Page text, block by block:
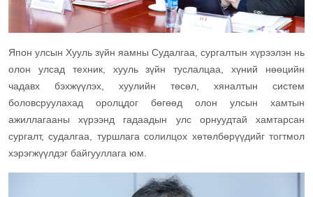
Япон улсын Хууль зүйн яамны Судалгаа, сургалтын хүрээлэн нь
олон улсад техник, хууль зүйн туслалцаа, хүний нөөцийн
чадавх бэхжүүлэх, хуулийн төсөл, хяналтын систем
боловсруулахад оролцдог бөгөөд олон улсын хамтын
ажиллагааны хүрээнд гадаадын улс орнуудтай хамтарсан
сургалт, судалгаа, туршлага солилцох хөтөлбөрүүдийг тогтмол
хэрэгжүүлдэг байгууллага юм.